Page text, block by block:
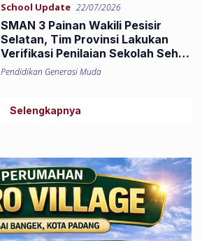
School Update 22/07/2026
SMAN 3 Painan Wakili Pesisir
Selatan, Tim Provinsi Lakukan
Verifikasi Penilaian Sekolah Sehat
Paripurna
Pendidikan Generasi Muda
Selengkapnya